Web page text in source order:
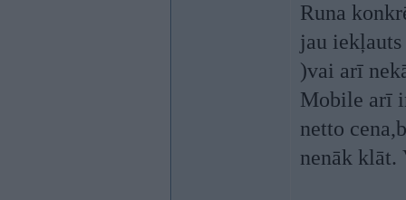
Runa
jau
)vai arī
Mobile arī
netto
nenāk klāt.